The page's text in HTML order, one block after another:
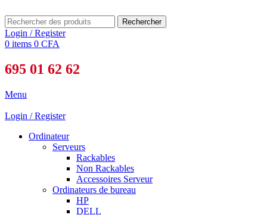
Rechercher
Login / Register
0 items 0 CFA
695 01 62 62
Menu
Login / Register
Ordinateur
Serveurs
Rackables
Non Rackables
Accessoires Serveur
Ordinateurs de bureau
HP
DELL